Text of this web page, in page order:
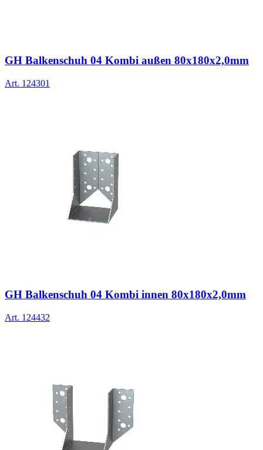
GH Balkenschuh 04 Kombi außen 80x180x2,0mm
Art. 124301
GH Balkenschuh 04 Kombi innen 80x180x2,0mm
Art. 124432